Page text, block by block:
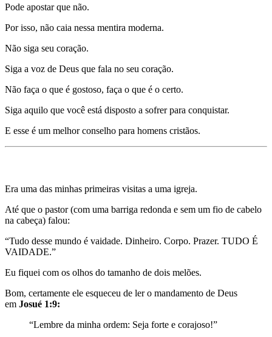
Pode apostar que não.
Por isso, não caia nessa mentira moderna.
Não siga seu coração.
Siga a voz de Deus que fala no seu coração.
Não faça o que é gostoso, faça o que é o certo.
Siga aquilo que você está disposto a sofrer para conquistar.
E esse é um melhor conselho para homens cristãos.
Era uma das minhas primeiras visitas a uma igreja.
Até que o pastor (com uma barriga redonda e sem um fio de cabelo
na cabeça) falou:
“Tudo desse mundo é vaidade. Dinheiro. Corpo. Prazer. TUDO É
VAIDADE.”
Eu fiquei com os olhos do tamanho de dois melões.
Bom, certamente ele esqueceu de ler o mandamento de Deus
em Josué 1:9:
“Lembre da minha ordem: Seja forte e corajoso!”